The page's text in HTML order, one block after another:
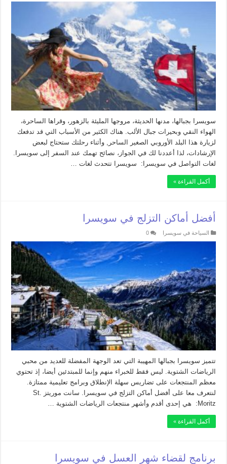
سويسرا بجبالها، مدنها الحديثة، مروجها المليئة بالزهور، وقراها الساحرة،
الهواء النقي وبحيرات جبال الألب. هناك الكثير من الأسباب التي قد تدفعك
لزيارة هذا البلد الأوروبي الصغير الساحر, وأثناء رحلتك ستحتاج لبعض
الإرشادات، لذا أعددنا لك في الجواز، نصائح تهمك عند السفر إلى سويسرا.
لغات التواصل في سويسرا: سويسرا تتحدث لغات …
أكمل القراءة »
أفضل أماكن التزلج في سويسرا
السياحة في سويسرا 0
تتميز سويسرا بجبالها المهيبة التي تعد الوجهة المفضلة للعديد من محبي
الرياضات الشتوية. ليس فقط للخبراء منهم وإنما للمبتدئين أيضا، إذ تحتوي
معظم المنتجعات على تضاريس سهلة الإنطلاق وبرامج تعليمية ممتازة.
لنتعرف معا على أفضل أماكن التزلج في سويسرا. سانت موريتز St.
Moritz: هي إحدى أقدم وأشهر منتجعات الرياضات الشتوية …
أكمل القراءة »
برنامج لقضاء شهر العسل في سويسرا